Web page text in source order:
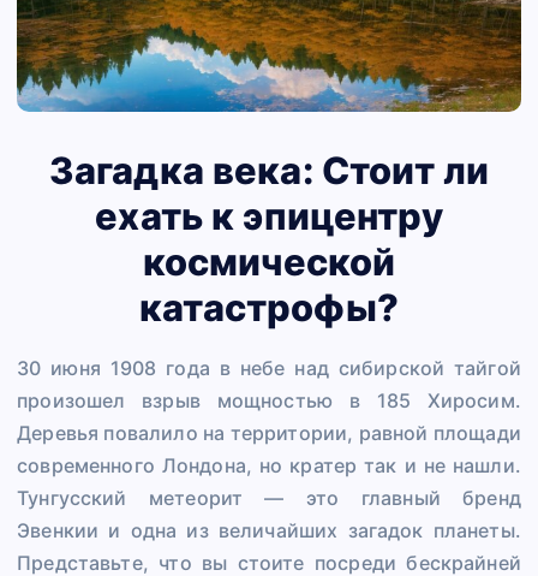
Загадка века: Стоит ли
ехать к эпицентру
космической
катастрофы?
30 июня 1908 года в небе над сибирской тайгой
произошел взрыв мощностью в 185 Хиросим.
Деревья повалило на территории, равной площади
современного Лондона, но кратер так и не нашли.
Тунгусский метеорит — это главный бренд
Эвенкии и одна из величайших загадок планеты.
Представьте, что вы стоите посреди бескрайней